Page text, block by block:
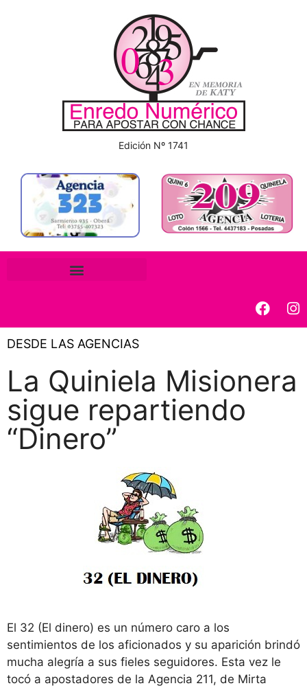
Edición Nº 1741
DESDE LAS AGENCIAS
La Quiniela Misionera
sigue repartiendo
“Dinero”
El 32 (El dinero) es un número caro a los
sentimientos de los aficionados y su aparición brindó
mucha alegría a sus fieles seguidores. Esta vez le
tocó a apostadores de la Agencia 211, de Mirta